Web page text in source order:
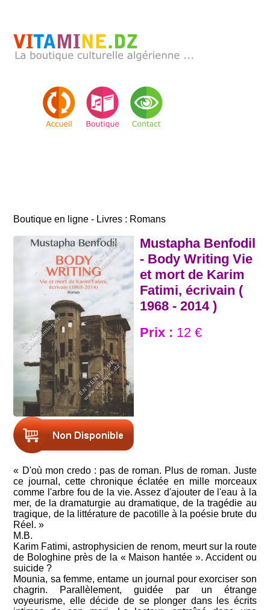
Boutique en ligne - Livres : Romans
Mustapha Benfodil
- Body Writing Vie
et mort de Karim
Fatimi, écrivain (
1968 - 2014 )
Prix : 12 €
« D'où mon credo : pas de roman. Plus de roman. Juste
ce journal, cette chronique éclatée en mille morceaux
comme l'arbre fou de la vie. Assez d'ajouter de l'eau à la
mer, de la dramaturgie au dramatique, de la tragédie au
tragique, de la littérature de pacotille à la poésie brute du
Réel. »
M.B.
Karim Fatimi, astrophysicien de renom, meurt sur la route
de Bologhine près de la « Maison hantée ». Accident ou
suicide ?
Mounia, sa femme, entame un journal pour exorciser son
chagrin. Parallèlement, guidée par un étrange
voyeurisme, elle décide de se plonger dans les écrits